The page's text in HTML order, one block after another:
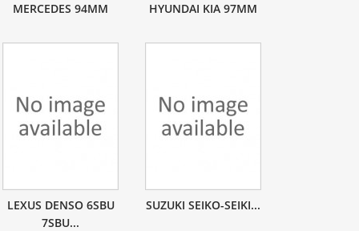
MERCEDES 94MM HYUNDAI KIA 97MM
LEXUS DENSO 6SBU
7SBU...
SUZUKI SEIKO-SEIKI...